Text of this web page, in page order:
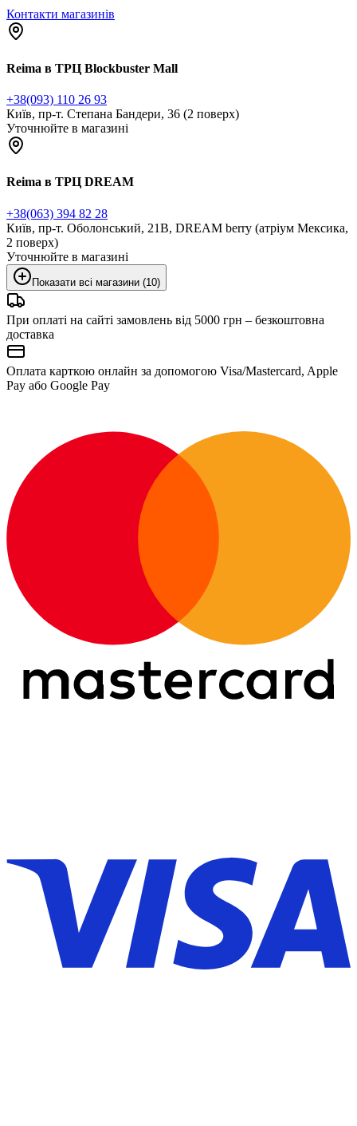
Контакти магазинів
Reima в ТРЦ Blockbuster Mall
+38(093) 110 26 93
Київ, пр-т. Степана Бандери, 36 (2 поверх)
Уточнюйте в магазині
Reima в ТРЦ DREAM
+38(063) 394 82 28
Київ, пр-т. Оболонський, 21В, DREAM berry (атріум Мексика,
2 поверх)
Уточнюйте в магазині
Показати всі магазини (10)
При оплаті на сайті замовлень від 5000 грн – безкоштовна
доставка
Оплата карткою онлайн за допомогою Visa/Mastercard, Apple
Pay або Google Pay